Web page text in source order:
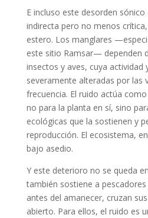
E incluso este desorden
indirecta pero no menos
estero. Los manglares
este sitio Ramsar— dependen
insectos y aves, cuya actividad
severamente alteradas por las
frecuencia. El ruido actúa
no para la planta en sí, sino
ecológicas que la sostienen y
reproducción. El ecosistema,
bajo asedio.
Y este deterioro no se queda
también sostiene a
antes del amanecer, cruzan
abierto. Para ellos, el ruido es